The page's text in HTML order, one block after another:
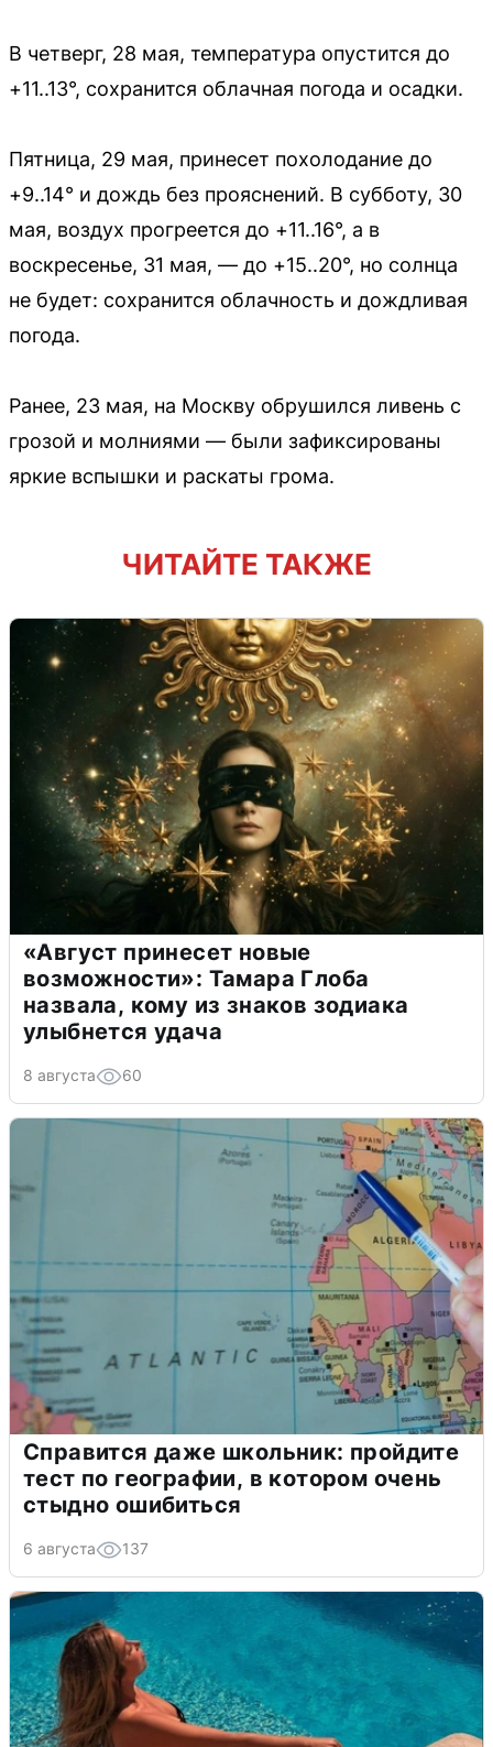
В четверг, 28 мая, температура опустится до
+11..13°, сохранится облачная погода и осадки.
Пятница, 29 мая, принесет похолодание до
+9..14° и дождь без прояснений. В субботу, 30
мая, воздух прогреется до +11..16°, а в
воскресенье, 31 мая, — до +15..20°, но солнца
не будет: сохранится облачность и дождливая
погода.
Ранее, 23 мая, на Москву обрушился ливень с
грозой и молниями — были зафиксированы
яркие вспышки и раскаты грома.
ЧИТАЙТЕ ТАКЖЕ
«Август принесет новые
возможности»: Тамара Глоба
назвала, кому из знаков зодиака
улыбнется удача
8 августа 60
Справится даже школьник: пройдите
тест по географии, в котором очень
стыдно ошибиться
6 августа 137